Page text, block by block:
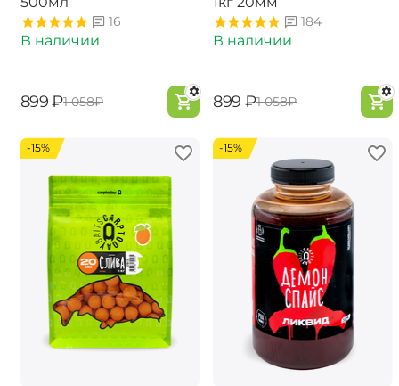
16
В наличии
‍899‍ ₽‍1 058‍₽
184
В наличии
‍899‍ ₽‍1 058‍₽
-15% -15%